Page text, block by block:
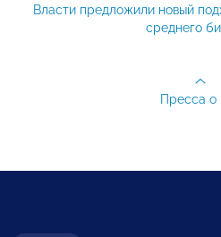
Власти предложили новый
среднего
Пресса о